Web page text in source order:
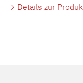
Details zur